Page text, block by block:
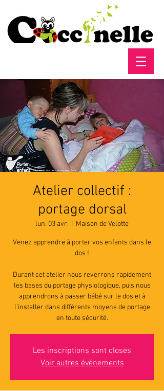
Atelier collectif :
portage dorsal
lun. 03 avr. Maison de Velotte
Venez apprendre à porter vos enfants dans le
dos !
Durant cet atelier nous reverrons rapidement
les bases du portage physiologique, puis nous
apprendrons à passer bébé sur le dos et à
l'installer dans différents moyens de portage
en toute sécurité.
Les inscriptions sont closes
Voir autres événements